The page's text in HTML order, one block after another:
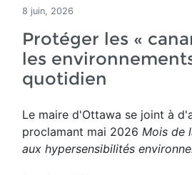
8 juin, 2026
Protéger les «
les
quotidien
Le maire d'Ottawa se joint à
proclamant mai 2026 Mois de
aux hypersensibilités